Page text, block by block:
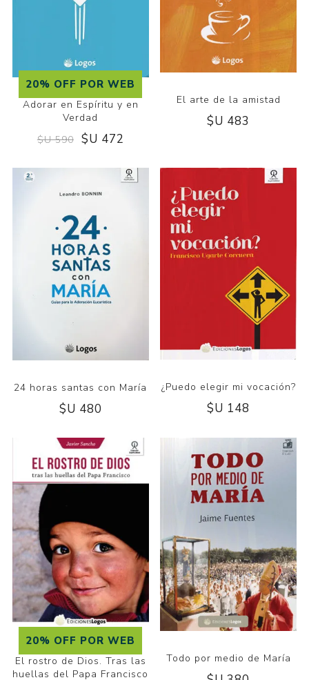
20% OFF POR WEB
Adorar en Espíritu y en
Verdad
$U 590 $U 472
El arte de la amistad
$U 483
24 horas santas con María
$U 480
¿Puedo elegir mi vocación?
$U 148
20% OFF POR WEB
El rostro de Dios. Tras las
huellas del Papa Francisco
Todo por medio de María